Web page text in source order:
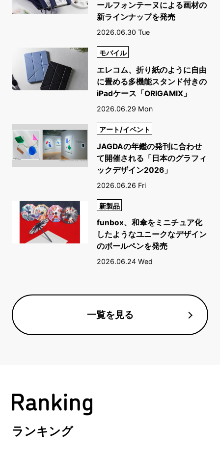
ールフォンテーヌによる画材の
新ラインナップを発売
2026.06.30 Tue
モバイル
エレコム、折り紙のように自由
に畳める多機能スタンド付きの
iPadケース「ORIGAMIX」
2026.06.29 Mon
アート/イベント
JAGDAの年鑑の発刊に合わせ
て開催される「日本のグラフィ
ックデザイン2026」
2026.06.26 Fri
新製品
funbox、和傘をミニチュア化
したようなユニークなデザイン
のボールペンを発売
2026.06.24 Wed
一覧を見る
ランキング